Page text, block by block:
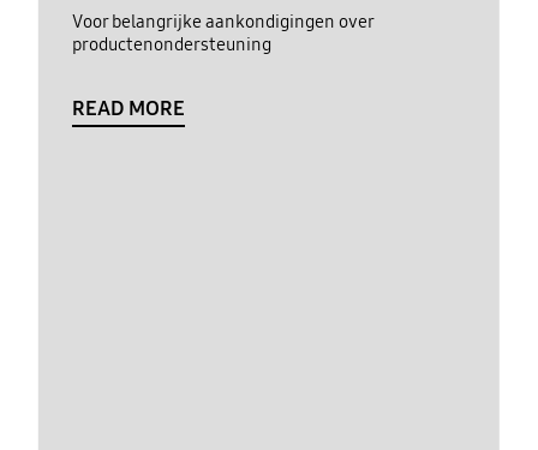
Voor belangrijke aankondigingen over
productenondersteuning
READ MORE